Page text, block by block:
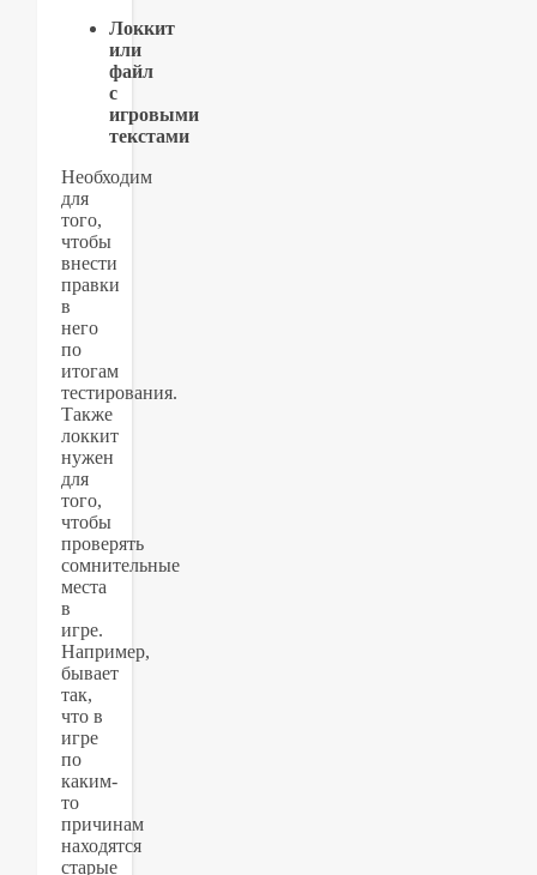
Локкит
или
файл
с
игровыми
текстами
Необходим
для
того,
чтобы
внести
правки
в
него
по
итогам
тестирования.
Также
локкит
нужен
для
того,
чтобы
проверять
сомнительные
места
в
игре.
Например,
бывает
так,
что в
игре
по
каким-
то
причинам
находятся
старые